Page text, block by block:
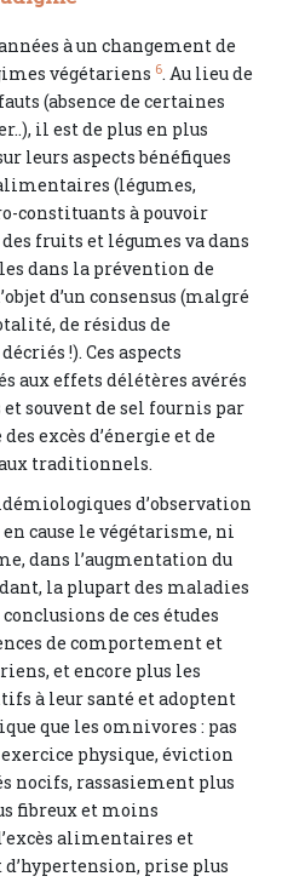
à un changement de
végétariens 6. Au lieu de
(absence de certaines
il est de plus en plus
leurs aspects bénéfiques
(légumes,
constituants à pouvoir
fruits et légumes va dans
dans la prévention de
d’un consensus (malgré
de résidus de
!). Ces aspects
aux effets délétères avérés
souvent de sel fournis par
excès d’énergie et de
traditionnels.
d’observation
cause le végétarisme, ni
dans l’augmentation du
la plupart des maladies
de ces études
de comportement et
et encore plus les
à leur santé et adoptent
que les omnivores : pas
exercice physique, éviction
nocifs, rassasiement plus
fibreux et moins
alimentaires et
prise plus